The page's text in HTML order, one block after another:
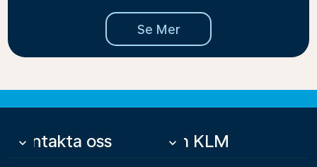
Se Mer
Kontakta oss
keyboard_arrow_down Om KLM
keyboard_arrow_down